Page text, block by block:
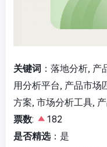
关键词 ：落地分析,
用分析平台, 产品市场
方案, 市场分析工具,
票数:
182
是否精选：是